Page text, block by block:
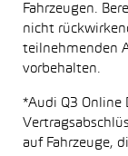
Fahrzeugen.
nicht
teilnehmenden
vorbehalten.
*Audi Q3 Online
auf Fahrzeuge,